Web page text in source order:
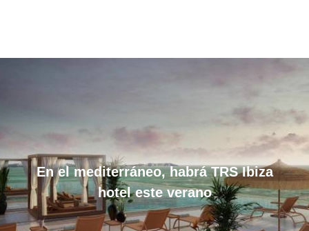
En el mediterráneo, habrá TRS Ibiza
hotel este verano